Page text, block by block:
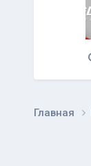
Главная